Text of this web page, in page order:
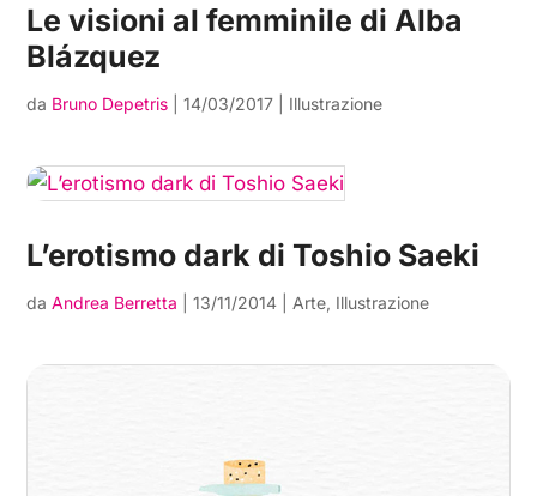
Le visioni al femminile di Alba
Blázquez
da Bruno Depetris |14/03/2017 Illustrazione
L’erotismo dark di Toshio Saeki
daAndrea Berretta |13/11/2014 Arte, Illustrazione